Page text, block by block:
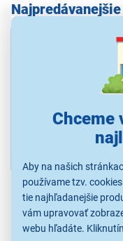
Chceme
Aby na našich
používame tzv.
tie najhľadanejšie
vám upravovať
webu hľadáte.
Beats
Beats
Beats
Zobraziť ďalšie